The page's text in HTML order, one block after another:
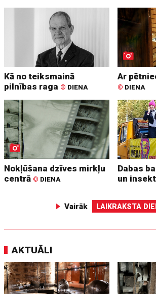
Kā no teiksmainā
pilnības raga © DIENA
Ar
© DIENA
Nokļūšana dzīves mirkļu
centrā © DIENA
Dabas
un
Vairāk LAIKRAKSTA
AKTUĀLI